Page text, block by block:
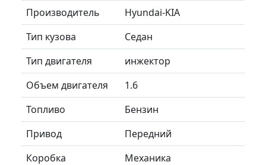
Производитель
Hyundai-KIA
Тип кузова
Седан
Тип двигателя
инжектор
Объем двигателя
1.6
Топливо
Бензин
Привод
Передний
Коробка
Механика